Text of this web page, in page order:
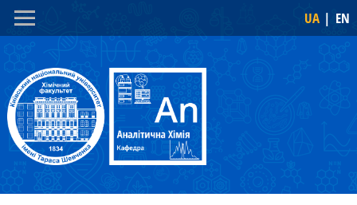
Перейти
до
вмісту
Skip to
navigation
UA EN